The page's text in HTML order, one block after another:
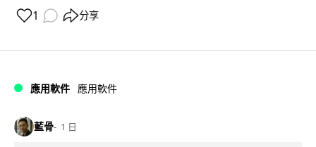
1 分享
應用軟件 應用軟件
藍骨 1 日